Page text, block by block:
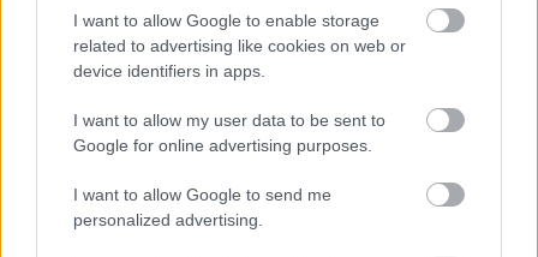
I want to allow Google to enable storage
related to advertising like cookies on web or
device identifiers in apps.
I want to allow my user data to be sent to
Google for online advertising purposes.
I want to allow Google to send me
personalized advertising.